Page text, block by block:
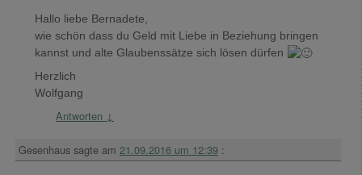
Hallo liebe Bernadete,
wie schön dass du Geld mit Liebe in Beziehung bringen
kannst und alte Glaubenssätze sich lösen dürfen
Herzlich
Wolfgang
Antworten ↓
Gesenhaus sagte am 21.09.2016 um 12:39 :